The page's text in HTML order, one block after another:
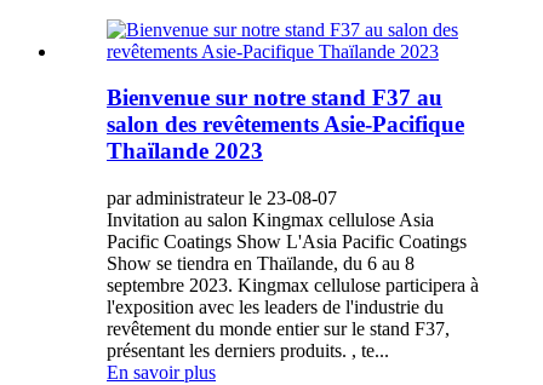
Bienvenue sur notre stand F37 au
salon des revêtements Asie-Pacifique
Thaïlande 2023
par administrateur le 23-08-07
Invitation au salon Kingmax cellulose Asia
Pacific Coatings Show L'Asia Pacific Coatings
Show se tiendra en Thaïlande, du 6 au 8
septembre 2023. Kingmax cellulose participera à
l'exposition avec les leaders de l'industrie du
revêtement du monde entier sur le stand F37,
présentant les derniers produits. , te...
En savoir plus